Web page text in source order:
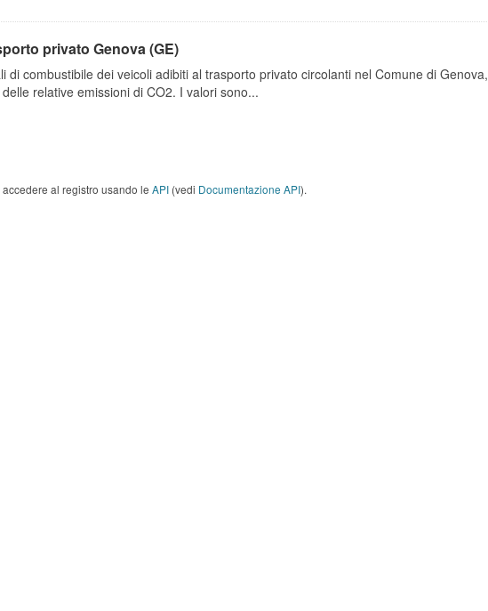
privato Genova (GE)
di combustibile dei veicoli adibiti al trasporto privato circolanti nel Comune di Genova,
relative emissioni di CO2. I valori sono...
al registro usando le API (vedi Documentazione API).